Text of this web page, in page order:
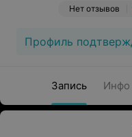
Нет отзывов
Профиль
Запись Инфо